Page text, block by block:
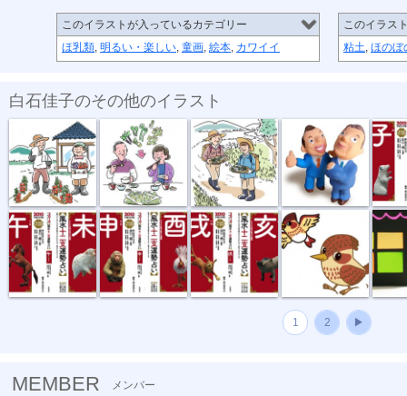
このイラストが入っているカテゴリー
ほ乳類, 明るい・楽しい, 童画, 絵本, カワイイ
このイラス
粘土, ほのぼ
白石佳子のその他のイラスト
暮らしの手引き1 暮らしの手引き2 暮らしの手引き3
うま・ひつじ さる・とり いぬ・いのしし 「ひばり」 ぶた
1 2 ▶
MEMBER メンバー